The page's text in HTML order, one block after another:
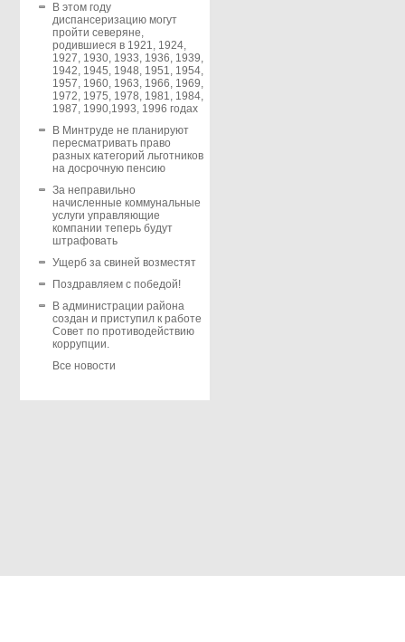
В этом году
диспансеризацию могут
пройти северяне,
родившиеся в 1921, 1924,
1927, 1930, 1933, 1936, 1939,
1942, 1945, 1948, 1951, 1954,
1957, 1960, 1963, 1966, 1969,
1972, 1975, 1978, 1981, 1984,
1987, 1990,1993, 1996 годах
В Минтруде не планируют
пересматривать право
разных категорий льготников
на досрочную пенсию
За неправильно
начисленные коммунальные
услуги управляющие
компании теперь будут
штрафовать
Ущерб за свиней возместят
Поздравляем с победой!
В администрации района
создан и приступил к работе
Совет по противодействию
коррупции.
Все новости